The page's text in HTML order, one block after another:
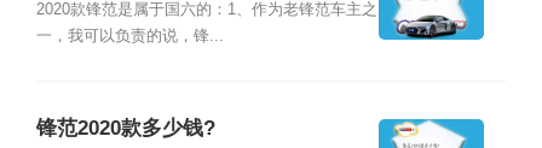
2020款锋范是属于国六的：1、作为老锋范车主之
一，我可以负责的说，锋...
锋范2020款多少钱?